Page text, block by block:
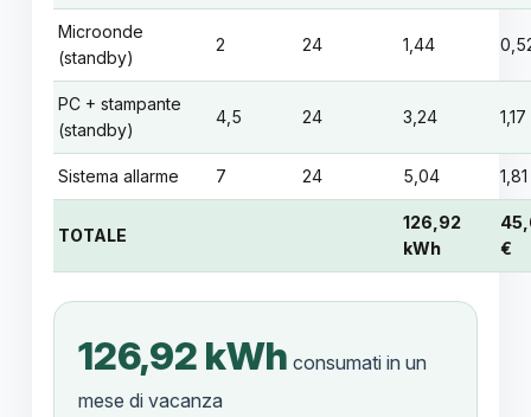
Microonde
(standby)
2 24 1,44
PC + stampante
(standby)
4,5 24 3,24 1,17
Sistema allarme 7 24 5,04 1,81
TOTALE
126,92
kWh
€
126,92 kWh consumati in un
mese di vacanza